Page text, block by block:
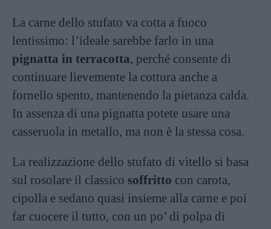
La carne dello stufato va cotta a fuoco
lentissimo: l’ideale sarebbe farlo in una
pignatta in terracotta, perché consente di
continuare lievemente la cottura anche a
fornello spento, mantenendo la pietanza calda.
In assenza di una pignatta potete usare una
casseruola in metallo, ma non è la stessa cosa.
La realizzazione dello stufato di vitello si basa
sul rosolare il classico soffritto con carota,
cipolla e sedano quasi insieme alla carne e poi
far cuocere il tutto, con un po’ di polpa di